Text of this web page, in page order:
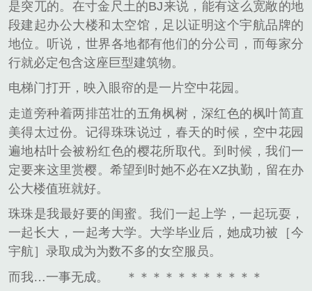
是突兀的。在寸金尺土的BJ来说，能有这么宽敞的地
段建起办公大楼和太空馆，足以证明这个宇航品牌的
地位。听说，世界各地都有他们的分公司，而每家分
行就必定包含这座巨型建筑物。
电梯门打开，映入眼帘的是一片空中花园。
走道旁种着两排茁壮的五角枫树，深红色的枫叶简直
美得太过份。记得珠珠说过，春天的时候，空中花园
遍地枯叶会被粉红色的樱花所取代。到时候，我们一
定要来这里赏樱。希望到时她不必在XZ执勤，留在办
公大楼值班就好。
珠珠是我最好要的闺蜜。我们一起上学，一起玩耍，
一起长大，一起考大学。大学毕业后，她成功被［今
宇航］录取成为为数不多的女空服员。
而我…一事无成。
＊＊＊＊＊＊＊＊＊＊＊